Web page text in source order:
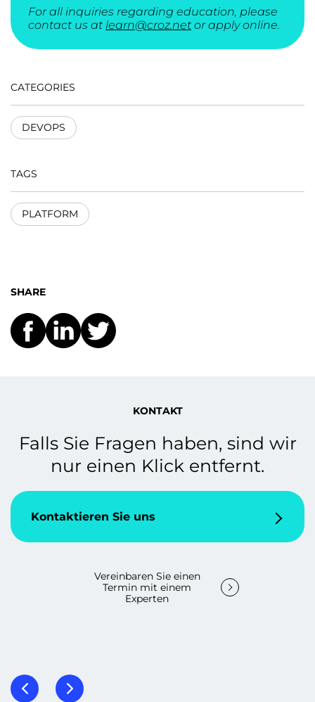
For all inquiries regarding education, please
contact us at learn@croz.net or apply online.
CATEGORIES
DEVOPS
TAGS
PLATFORM
SHARE
KONTAKT
Falls Sie Fragen haben, sind wir
nur einen Klick entfernt.
Kontaktieren Sie uns
Vereinbaren Sie einen
Termin mit einem
Experten